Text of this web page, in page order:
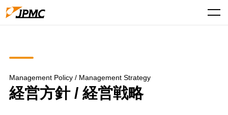
Management Policy / Management Strategy
経営方針 / 経営戦略